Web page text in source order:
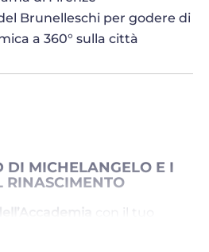
Brunelleschi per godere di
a 360° sulla città
MICHELANGELO E I
RINASCIMENTO
con il tuo
da vicino l’emozione di